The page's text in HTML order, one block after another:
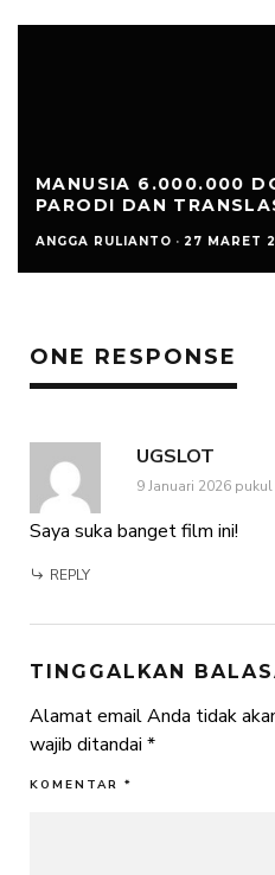
MANUSIA 6.000.000
PARODI DAN
ANGGA RULIANTO · 27 MARET
ONE RESPONSE
UGSLOT
9 Januari 2026
Saya suka banget film ini!
REPLY
TINGGALKAN
Alamat email Anda tidak
wajib ditandai *
KOMENTAR *